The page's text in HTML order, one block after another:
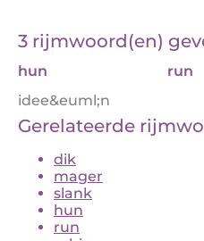
3 rijmwoord(en)
hun
run
idee&euml;n
Gerelateerde
dik
mager
slank
hun
run